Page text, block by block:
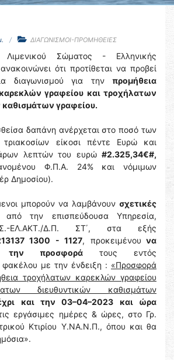
ΔΙΑΓΩΝΙΣΜΟΙ-ΠΡΟΜΗΘΕΙΕΣ
Λιμενικού Σώματος - Ελληνικής
ότι προτίθεται να προβεί
διαγωνισμού για την προμήθεια
γραφείου και τροχήλατων
καθισμάτων γραφείου.
δαπάνη ανέρχεται στο ποσό των
τριακοσίων είκοσι πέντε Ευρώ και
λεπτών του ευρώ #2.325,34€#,
Φ.Π.Α. 24% και νόμιμων
Δημοσίου).
μπορούν να λαμβάνουν σχετικές
από την επισπεύδουσα Υπηρεσία,
ΕΛ.ΑΚΤ./Δ.Π. ΣΤ΄, στα εξής
1300 - 1127, προκειμένου να
την προσφορά τους εντός
με την ένδειξη : «Προσφορά
τροχήλατων καρεκλών γραφείου
διευθυντικών καθισμάτων
και την 03–04–2023 και ώρα
εργάσιμες ημέρες & ώρες, στο Γρ.
Κτιρίου Υ.ΝΑ.Ν.Π., όπου και θα